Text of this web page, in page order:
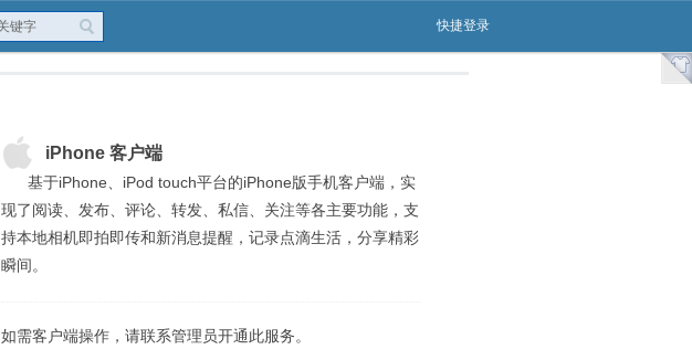
快捷登录
iPhone 客户端
基于iPhone、iPod touch平台的iPhone版手机客户端，实
现了阅读、发布、评论、转发、私信、关注等各主要功能，支
持本地相机即拍即传和新消息提醒，记录点滴生活，分享精彩
瞬间。
如需客户端操作，请联系管理员开通此服务。